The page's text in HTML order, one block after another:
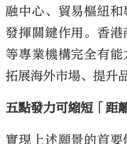
融中心、貿易樞紐
發揮關鍵作用。香
等專業機構完全有能
拓展海外市場、提升
五點發力可縮短「距
實現上述願景的首